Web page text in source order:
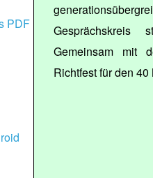
PDF
Gesprächskreis
Gemeinsam mit
Richtfest für den